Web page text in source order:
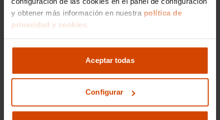
y obtener más información en nuestra política de
privacidad y cookies.
Aceptar todas
Configurar
Desde 215 € /mes*
Citroen C4
PureTech 130 S&S EAT8 Feel Pack
2023
80.000 km
Automática
Viladecans